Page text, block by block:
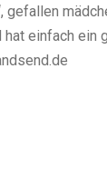
gefallen
hat einfach